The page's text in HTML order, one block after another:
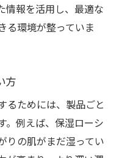
製品の流行
ムケア用品
ドとその特徴
アイテム選び
ホームケア商品
情報を活用し、最適な
る環境が整っていま
方
るためには、製品ごと
。例えば、保湿ローシ
りの肌がまだ湿ってい